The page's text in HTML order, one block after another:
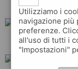
eni
ip
Utilizziamo i
navigazione
preferenze.
all'uso di tutti i
"Impostazioni"